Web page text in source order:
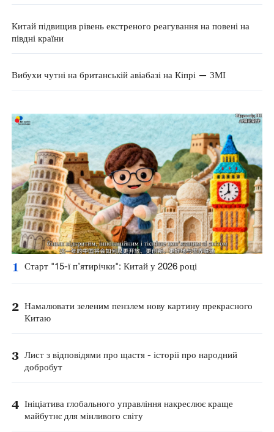
Китай підвищив рівень екстреного реагування на повені на
півдні країни
Вибухи чутні на британській авіабазі на Кіпрі — ЗМІ
1 Старт "15-ї п’ятирічки": Китай у 2026 році
2 Намалювати зеленим пензлем нову картину прекрасного
Китаю
3 Лист з відповідями про щастя - історії про народний
добробут
4 Ініціатива глобального управління накреслює краще
майбутнє для мінливого світу